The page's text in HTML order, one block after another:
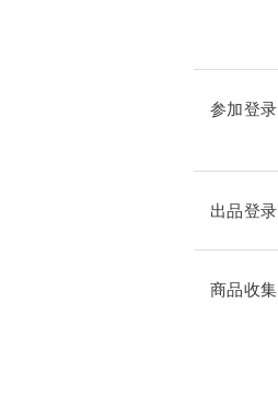
参加登录
出品登录
商品收集